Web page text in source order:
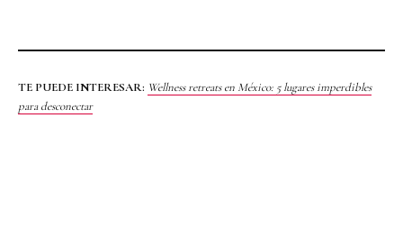
TE PUEDE INTERESAR: Wellness retreats en México: 5 lugares imperdibles
para desconectar